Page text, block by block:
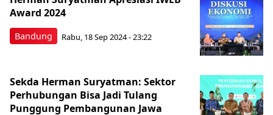
Bandung
Award 2024
Rabu, 18 Sep 2024 - 23:22
Sekda Herman Suryatman: Sektor
Perhubungan Bisa Jadi Tulang
Punggung Pembangunan Jawa